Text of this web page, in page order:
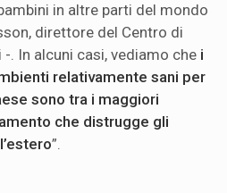
in altre parti del mondo
direttore del Centro di
. In alcuni casi, vediamo che i
relativamente sani per
sono tra i maggiori
che distrugge gli
”.